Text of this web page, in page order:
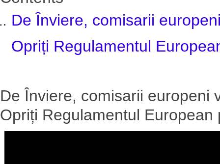
De Înviere, comisarii
Opriți Regulamentul
De Înviere, comisarii
Opriți Regulamentul European